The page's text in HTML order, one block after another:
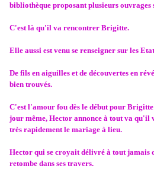
bibliothèque proposant plusieurs ouvrages
C'est là qu'il va rencontrer Brigitte.
Elle aussi est venu se renseigner sur les
De fils en aiguilles et de découvertes en
bien trouvés.
C'est l'amour fou dès le début pour
jour même, Hector annonce à tout va qu'il
très rapidement le mariage à lieu.
Hector qui se croyait délivré à tout jamais
retombe dans ses travers.